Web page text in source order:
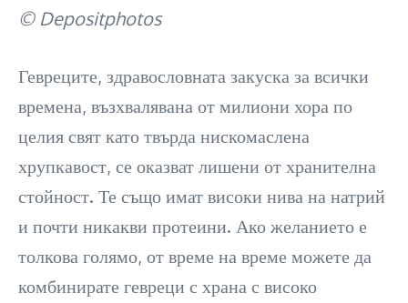
© Depositphotos
Гевреците, здравословната закуска за всички
времена, възхвалявана от милиони хора по
целия свят като твърда нискомаслена
хрупкавост, се оказват лишени от хранителна
стойност. Те също имат високи нива на натрий
и почти никакви протеини. Ако желанието е
толкова голямо, от време на време можете да
комбинирате гевреци с храна с високо